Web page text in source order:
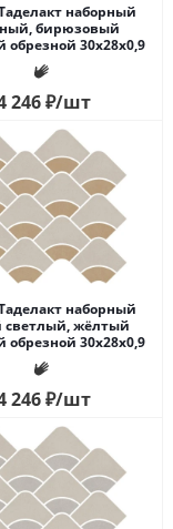
наборный
бирюзовый
обрезной 30x28x0,9
246₽/шт
наборный
светлый, жёлтый
обрезной 30x28x0,9
246₽/шт